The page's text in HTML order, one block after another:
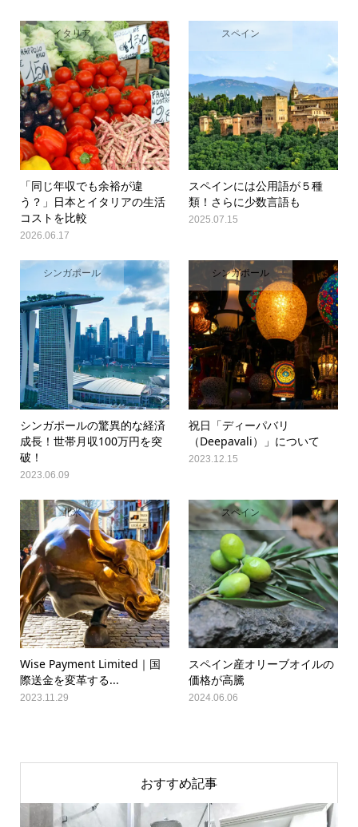
イタリア
「同じ年収でも余裕が違
う？」日本とイタリアの生活
コストを比較
2026.06.17
スペイン
スペインには公用語が５種
類！さらに少数言語も
2025.07.15
シンガポール
シンガポールの驚異的な経済
成長！世帯月収100万円を突
破！
2023.06.09
シンガポール
祝日「ディーパバリ
（Deepavali）」について
2023.12.15
北米
Wise Payment Limited｜国
際送金を変革する...
2023.11.29
スペイン
スペイン産オリーブオイルの
価格が高騰
2024.06.06
おすすめ記事